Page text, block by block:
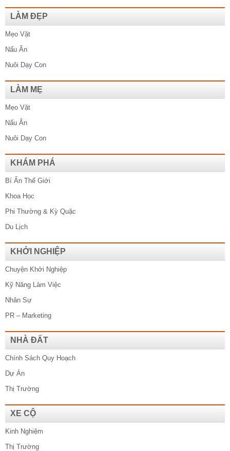
LÀM ĐẸP
Mẹo Vặt
Nấu Ăn
Nuôi Dạy Con
LÀM MẸ
Mẹo Vặt
Nấu Ăn
Nuôi Dạy Con
KHÁM PHÁ
Bí Ẩn Thế Giới
Khoa Học
Phi Thường & Kỳ Quặc
Du Lịch
KHỞI NGHIỆP
Chuyện Khởi Nghiệp
Kỹ Năng Làm Việc
Nhân Sự
PR – Marketing
NHÀ ĐẤT
Chính Sách Quy Hoạch
Dự Án
Thị Trường
XE CỘ
Kinh Nghiệm
Thị Trường